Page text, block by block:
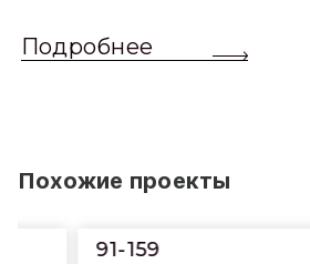
обычный одинарный кирпич.
Подробнее
Похожие проекты
91-159